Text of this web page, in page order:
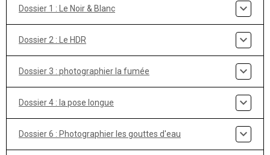
Dossier 1 : Le Noir & Blanc
Dossier 2 : Le HDR
Dossier 3 : photographier la fumée
Dossier 4 : la pose longue
Dossier 6 : Photographier les gouttes d'eau